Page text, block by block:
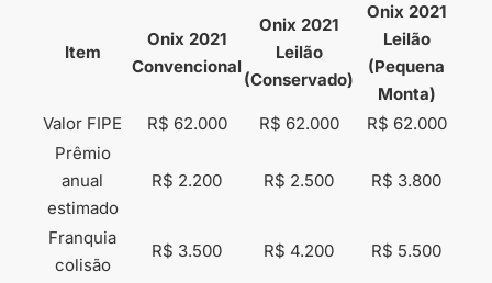
Item
Onix 2021
Convencional
Onix 2021
Leilão
(Conservado)
Onix 2021
Leilão
(Pequena
Monta)
Valor FIPE
R$ 62.000 R$ 62.000
R$ 62.000
Prêmio
anual
estimado
R$ 2.200 R$ 2.500 R$ 3.800
Franquia
colisão
R$ 3.500 R$ 4.200 R$ 5.500